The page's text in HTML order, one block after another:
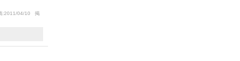
:2011/04/10 掲